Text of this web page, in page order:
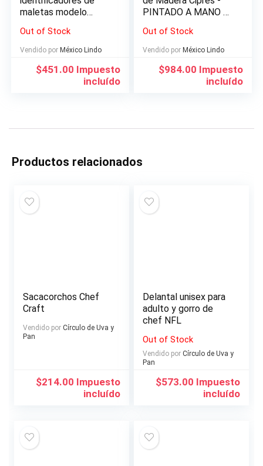
maletas modelo
Out of Stock
Vendido por México Lindo
$451.00 Impuesto
incluído
PINTADO A MANO –
Out of Stock
Vendido por México Lindo
$984.00 Impuesto
incluído
Productos relacionados
Sacacorchos Chef
Craft
Vendido por Círculo de Uva y
Pan
$214.00 Impuesto
incluído
Delantal unisex para
adulto y gorro de
chef NFL
Out of Stock
Vendido por Círculo de Uva y
Pan
$573.00 Impuesto
incluído